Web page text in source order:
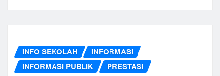
INFO SEKOLAH
INFORMASI
INFORMASI PUBLIK
PRESTASI